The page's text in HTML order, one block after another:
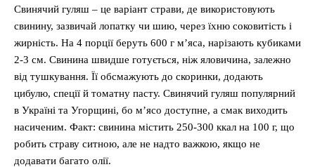
Свинячий гуляш – це варіант страви, де використовують
свинину, зазвичай лопатку чи шию, через їхню соковитість і
жирність. На 4 порції беруть 600 г м’яса, нарізають кубиками
2-3 см. Свинина швидше готується, ніж яловичина, залежно
від тушкування. Її обсмажують до скоринки, додають
цибулю, спеції й томатну пасту. Свинячий гуляш популярний
в Україні та Угорщині, бо м’ясо доступне, а смак виходить
насиченим. Факт: свинина містить 250-300 ккал на 100 г, що
робить страву ситною, але не надто важкою, якщо не
додавати багато олії.